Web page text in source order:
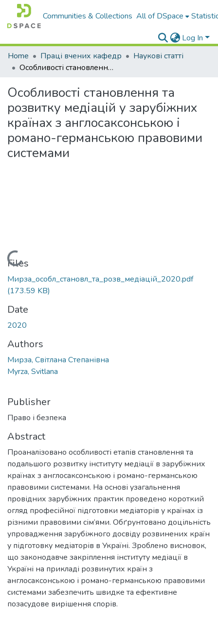
Communities & Collections All of DSpace
Log In
Home
Праці вчених кафедр
Наукові статті
Особливості становлення та розвитку медіацій у зарубіжних країнах з англосаксонською і романо-германською правовими системами
Особливості становлення та
розвитку медіацій у зарубіжних
країнах з англосаксонською і
романо-германською правовими
системами
Loading...
Files
Мирза_особл_становл_та_розв_медіацій_2020.pdf
(173.59 KB)
Date
2020
Authors
Мирза, Світлана Степанівна
Myrza, Svitlana
Publisher
Право і безпека
Abstract
Проаналізовано особливості етапів становлення та
подальшого розвитку інституту медіації в зарубіжних
країнах з англосаксонською і романо-германською
правовими системами. На основі узагальнення
провідних зарубіжних практик проведено короткий
огляд професійної підготовки медіаторів у країнах із
різними правовими сім’ями. Обґрунтовано доцільність
упровадження зарубіжного досвіду розвинених країн
у підготовку медіаторів в Україні. Зроблено висновок,
що законодавче закріплення інституту медіації в
Україні на прикладі розвинутих країн з
англосаксонською і романо-германською правовими
системами забезпечить швидке та ефективне
позасудове вирішення спорів.